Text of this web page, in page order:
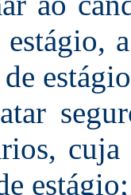
estágio;